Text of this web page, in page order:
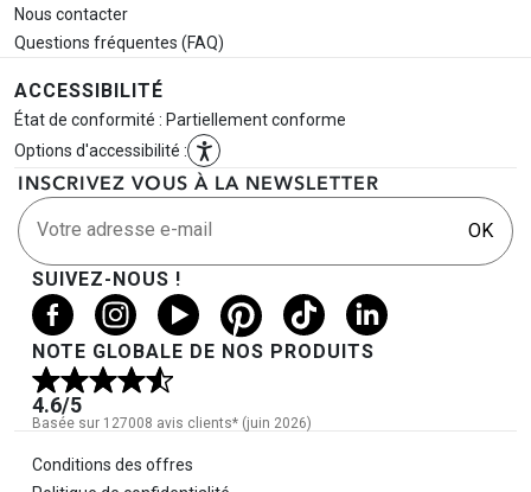
Nous contacter
Questions fréquentes (FAQ)
ACCESSIBILITÉ
État de conformité : Partiellement conforme
Options d'accessibilité :
INSCRIVEZ VOUS À LA NEWSLETTER
Votre adresse e-mail OK
SUIVEZ-NOUS !
NOTE GLOBALE DE NOS PRODUITS
4.6/5
Basée sur 127008 avis clients* (juin 2026)
Informations légales
Conditions des offres